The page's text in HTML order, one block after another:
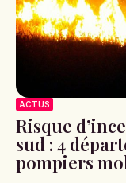
ACTUS
Risque
sud : 4
pompiers